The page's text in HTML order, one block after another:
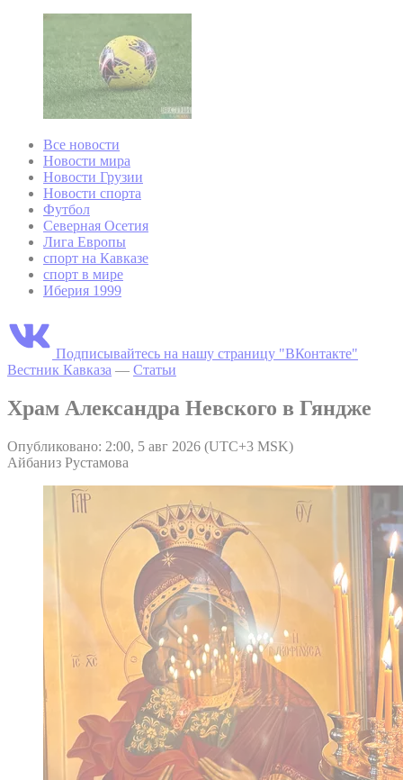
Все новости
Новости мира
Новости Грузии
Новости спорта
Футбол
Северная Осетия
Лига Европы
спорт на Кавказе
спорт в мире
Иберия 1999
Подписывайтесь на нашу страницу "ВКонтакте"
Вестник Кавказа — Статьи
Храм Александра Невского в Гяндже
Опубликовано: 2:00, 5 авг 2026 (UTC+3 MSK)
Айбаниз Рустамова